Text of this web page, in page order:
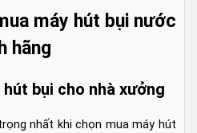
máy hút bụi nước
hãng
bụi cho nhà xưởng
nhất khi chọn mua máy hút